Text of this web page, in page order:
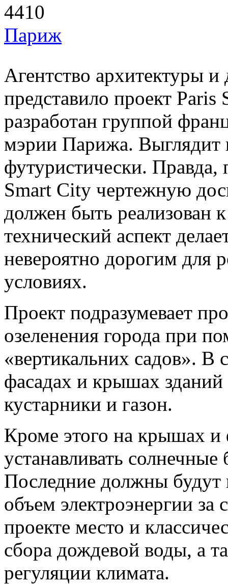
4410
Париж
Агентство архитектуры
представило проект
разработан группой
мэрии Парижа. Выглядит
футуристически. Правда,
Smart City чертежную
должен быть реализован
технический аспект
невероятно дорогим для
условиях.
Проект подразумевает
озеленения города при
«вертикальних садов». В
фасадах и крышах зданий
кустарники и газон.
Кроме этого на крышах и
устанавливать
Последние должны будут
объем электроэнергии
проекте место и
сбора дождевой воды, а
регуляции климата.